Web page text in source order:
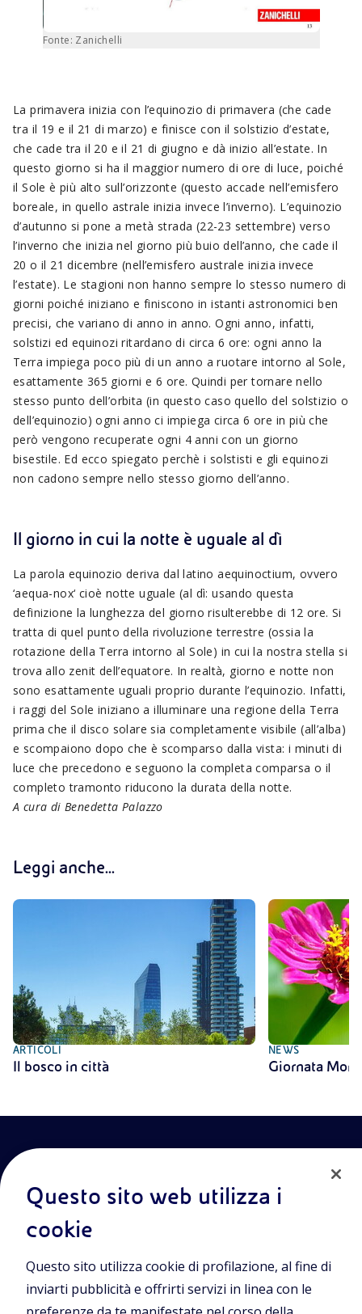
Fonte: Zanichelli
La primavera inizia con l’equinozio di primavera (che cade
tra il 19 e il 21 di marzo) e finisce con il solstizio d’estate,
che cade tra il 20 e il 21 di giugno e dà inizio all’estate. In
questo giorno si ha il maggior numero di ore di luce, poiché
il Sole è più alto sull’orizzonte (questo accade nell’emisfero
boreale, in quello astrale inizia invece l’inverno). L’equinozio
d’autunno si pone a metà strada (22-23 settembre) verso
l’inverno che inizia nel giorno più buio dell’anno, che cade il
20 o il 21 dicembre (nell’emisfero australe inizia invece
l’estate). Le stagioni non hanno sempre lo stesso numero di
giorni poiché iniziano e finiscono in istanti astronomici ben
precisi, che variano di anno in anno. Ogni anno, infatti,
solstizi ed equinozi ritardano di circa 6 ore: ogni anno la
Terra impiega poco più di un anno a ruotare intorno al Sole,
esattamente 365 giorni e 6 ore. Quindi per tornare nello
stesso punto dell’orbita (in questo caso quello del solstizio o
dell’equinozio) ogni anno ci impiega circa 6 ore in più che
però vengono recuperate ogni 4 anni con un giorno
bisestile. Ed ecco spiegato perchè i solstisti e gli equinozi
non cadono sempre nello stesso giorno dell’anno.
Il giorno in cui la notte è uguale al dì
La parola equinozio deriva dal latino aequinoctium, ovvero
‘aequa-nox‘ cioè notte uguale (al dì: usando questa
definizione la lunghezza del giorno risulterebbe di 12 ore. Si
tratta di quel punto della rivoluzione terrestre (ossia la
rotazione della Terra intorno al Sole) in cui la nostra stella si
trova allo zenit dell’equatore. In realtà, giorno e notte non
sono esattamente uguali proprio durante l’equinozio. Infatti,
i raggi del Sole iniziano a illuminare una regione della Terra
prima che il disco solare sia completamente visibile (all’alba)
e scompaiono dopo che è scomparso dalla vista: i minuti di
luce che precedono e seguono la completa comparsa o il
completo tramonto riducono la durata della notte.
A cura di Benedetta Palazzo
Leggi anche...
ARTICOLI
Il bosco in città
NEWS
Giornata
Entra nel mondo Eniscuola.Scopri gli strumenti e le
metodologie innovative per la didattica e naviga tra contenuti
multimediali, lezioni digitali e approfondimenti sui grandi temi
di attualità. Eniscuola è una iniziativa di Eni.
Questo sito web utilizza i
cookie
Questo sito utilizza cookie di profilazione, al fine di
inviarti pubblicità e offrirti servizi in linea con le